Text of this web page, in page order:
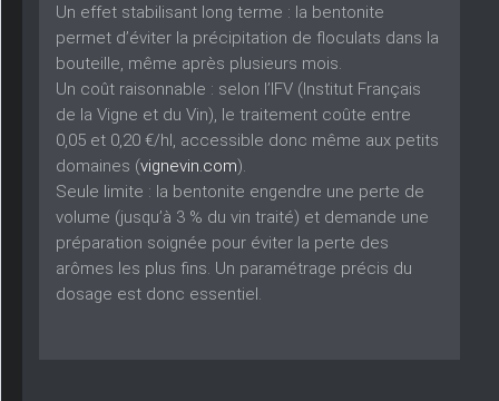
Un effet stabilisant long terme : la bentonite
permet d’éviter la précipitation de floculats dans la
bouteille, même après plusieurs mois.
Un coût raisonnable : selon l’IFV (Institut Français
de la Vigne et du Vin), le traitement coûte entre
0,05 et 0,20 €/hl, accessible donc même aux petits
domaines (vignevin.com).
Seule limite : la bentonite engendre une perte de
volume (jusqu’à 3 % du vin traité) et demande une
préparation soignée pour éviter la perte des
arômes les plus fins. Un paramétrage précis du
dosage est donc essentiel.